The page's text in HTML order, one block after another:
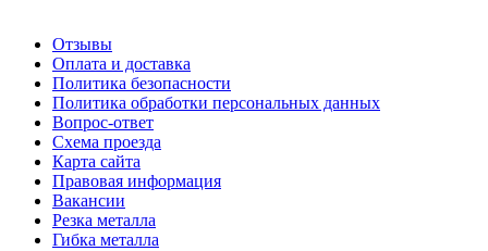
Отзывы
Оплата и доставка
Политика безопасности
Политика обработки персональных данных
Вопрос-ответ
Схема проезда
Карта сайта
Правовая информация
Вакансии
Резка металла
Гибка металла